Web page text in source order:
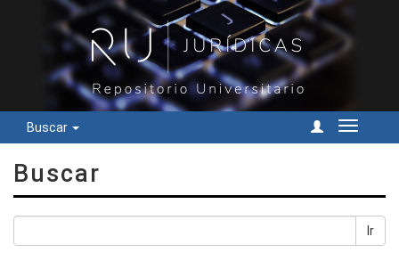
Buscar
Cambiar
Buscar
Ir